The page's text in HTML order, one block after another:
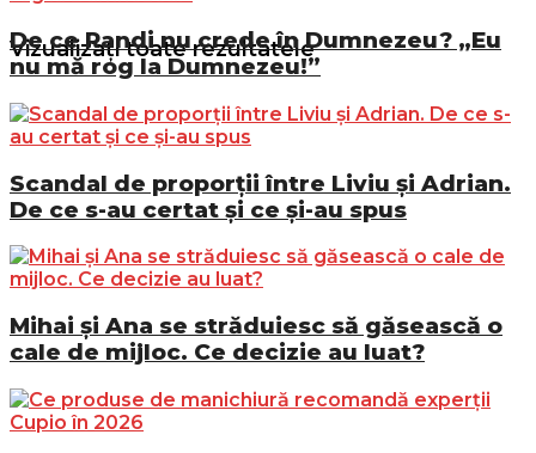
Vizualizați toate rezultatele
De ce Randi nu crede în Dumnezeu? „Eu
nu mă rog la Dumnezeu!”
Scandal de proporții între Liviu și Adrian.
De ce s-au certat și ce și-au spus
Mihai și Ana se străduiesc să găsească o
cale de mijloc. Ce decizie au luat?